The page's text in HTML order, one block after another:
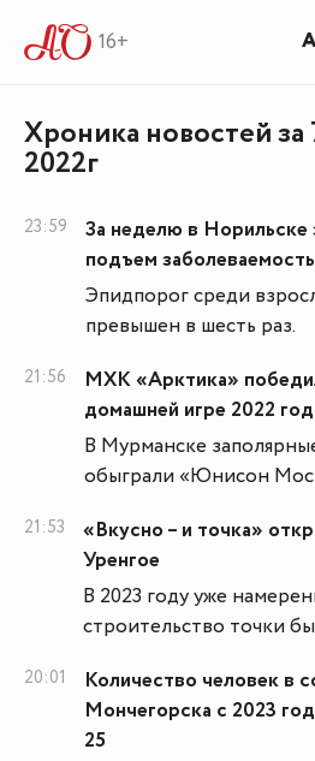
16+
Хроника новостей за
2022г
23:59
За неделю в Норильске
подъем
Эпидпорог среди
превышен в шесть раз.
21:56
МХК «Арктика»
домашней игре 2022
В Мурманске
обыграли «Юнисон
21:53
«Вкусно – и точка»
Уренгое
В 2023 году уже
строительство точки
20:01
Количество человек в
Мончегорска с 2023
25